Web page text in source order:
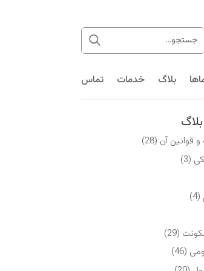
بلاگ خدمات تماس
و قوانین آن (28)
(3)
(4)
(29)
(46)